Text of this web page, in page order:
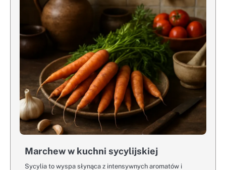
Marchew w kuchni sycylijskiej
Sycylia to wyspa słynąca z intensywnych aromatów i